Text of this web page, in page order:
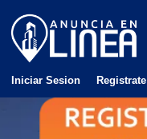
Iniciar Sesion Registrate